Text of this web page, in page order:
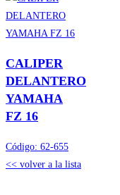
CALIPER
DELANTERO
YAMAHA
FZ 16
Código: 62-655
<< volver a la lista